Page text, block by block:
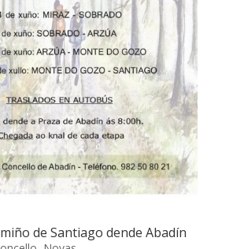
de Santiago dende Abadín